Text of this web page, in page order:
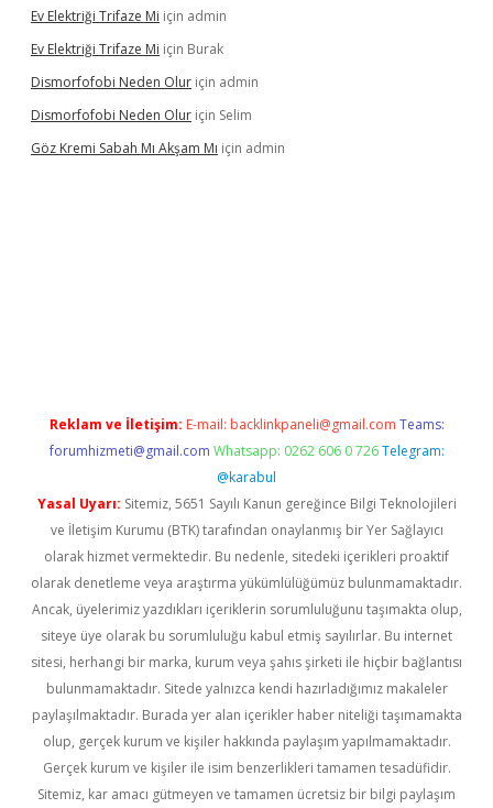
Ev Elektriği Trifaze Mi için admin
Ev Elektriği Trifaze Mi için Burak
Dismorfofobi Neden Olur için admin
Dismorfofobi Neden Olur için Selim
Göz Kremi Sabah Mı Akşam Mı için admin
Reklam ve İletişim: E-mail: backlinkpaneli@gmail.com Teams:
forumhizmeti@gmail.com Whatsapp: 0262 606 0 726 Telegram:
@karabul
Yasal Uyarı: Sitemiz, 5651 Sayılı Kanun gereğince Bilgi Teknolojileri
ve İletişim Kurumu (BTK) tarafından onaylanmış bir Yer Sağlayıcı
olarak hizmet vermektedir. Bu nedenle, sitedeki içerikleri proaktif
olarak denetleme veya araştırma yükümlülüğümüz bulunmamaktadır.
Ancak, üyelerimiz yazdıkları içeriklerin sorumluluğunu taşımakta olup,
siteye üye olarak bu sorumluluğu kabul etmiş sayılırlar. Bu internet
sitesi, herhangi bir marka, kurum veya şahıs şirketi ile hiçbir bağlantısı
bulunmamaktadır. Sitede yalnızca kendi hazırladığımız makaleler
paylaşılmaktadır. Burada yer alan içerikler haber niteliği taşımamakta
olup, gerçek kurum ve kişiler hakkında paylaşım yapılmamaktadır.
Gerçek kurum ve kişiler ile isim benzerlikleri tamamen tesadüfidir.
Sitemiz, kar amacı gütmeyen ve tamamen ücretsiz bir bilgi paylaşım